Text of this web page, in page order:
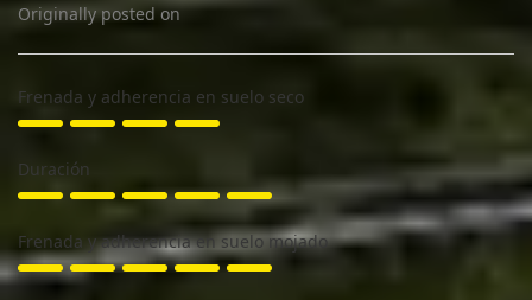
Frenada y adherencia en suelo seco
Duración
Frenada y adherencia en suelo mojado
Originally posted on